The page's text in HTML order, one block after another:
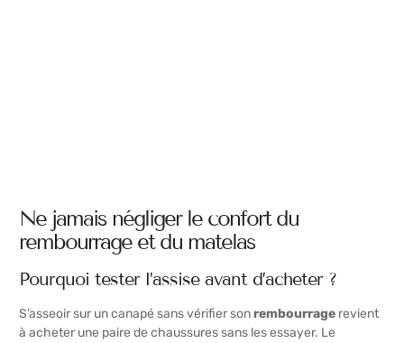
Ne jamais négliger le confort du
rembourrage et du matelas
Pourquoi tester l’assise avant d’acheter ?
S’asseoir sur un canapé sans vérifier sonrembourrage revient
à acheter une paire de chaussures sans les essayer. Le